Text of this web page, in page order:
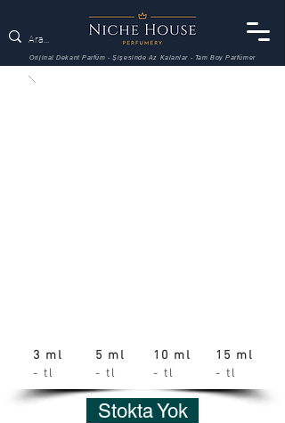
Orijinal Dekant Parfüm - Şişesinde Az Kalanlar - Tam Boy Parfümer
3 ml
- tl
5 ml
- tl
10 ml
- tl
15 ml
- tl
Stokta Yok